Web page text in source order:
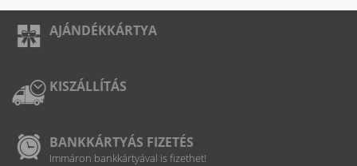
AJÁNDÉKKÁRTYA
KISZÁLLÍTÁS
BANKKÁRTYÁS FIZETÉS
Immáron bankkártyával is fizethet!